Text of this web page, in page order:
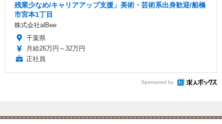
残業少なめ/キャリアアップ支援」美術・芸術系出身歓迎/船橋
市宮本1丁目
株式会社alBee
千葉県
月給26万円～32万円
正社員
Sponsored by